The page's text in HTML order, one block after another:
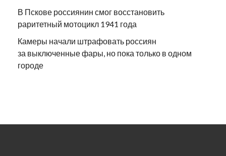
В Пскове россиянин смог восстановить
раритетный мотоцикл 1941 года
Камеры начали штрафовать россиян
за выключенные фары, но пока только в одном
городе